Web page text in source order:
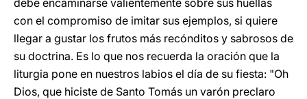
debe encaminarse valientemente sobre sus huellas
con el compromiso de imitar sus ejemplos, si quiere
llegar a gustar los frutos más recónditos y sabrosos de
su doctrina. Es lo que nos recuerda la oración que la
liturgia pone en nuestros labios el día de su fiesta: "Oh
Dios, que hiciste de Santo Tomás un varón preclaro